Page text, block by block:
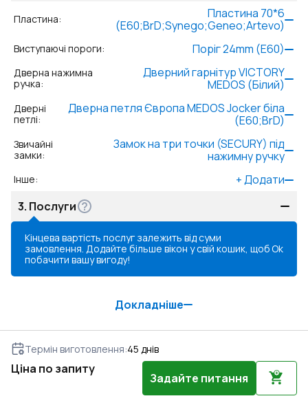
Пластина:
Пластина 70*6
(E60;BrD;Synego;Geneo;Artevo)
Виступаючі пороги: Поріг 24mm (E60)
Дверна нажимна
ручка:
Дверний гарнітур VICTORY
MEDOS (Білий)
Дверні
петлі:
Дверна петля Європа MEDOS Jocker біла
(E60;BrD)
Звичайні
замки:
Замок на три точки (SECURY) під
нажимну ручку
Інше: +Додати
3. Послуги
Кінцева вартість послуг залежить від суми
замовлення. Додайте більше вікон у свій кошик, щоб
побачити вашу вигоду!
Ok
Докладніше
Термін виготовлення:45 днів
Ціна по запиту
Задайте питання